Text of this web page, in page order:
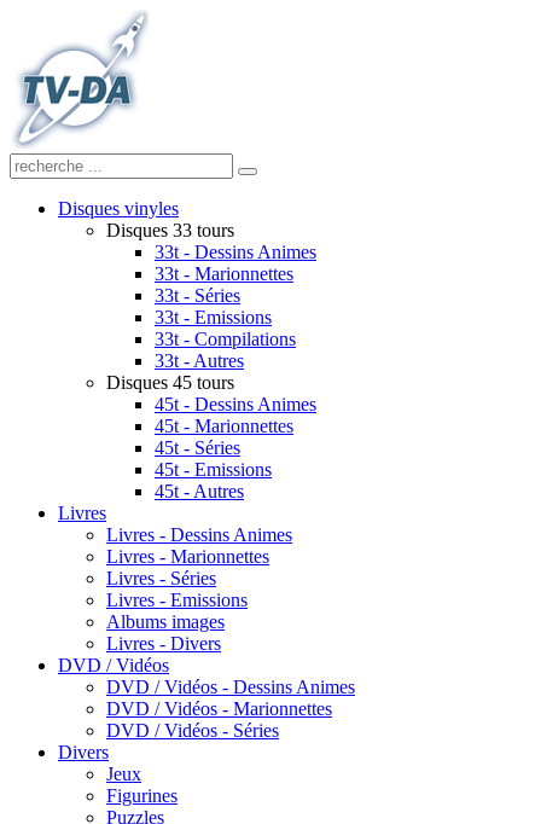
Disques vinyles
Disques 33 tours
33t - Dessins Animes
33t - Marionnettes
33t - Séries
33t - Emissions
33t - Compilations
33t - Autres
Disques 45 tours
45t - Dessins Animes
45t - Marionnettes
45t - Séries
45t - Emissions
45t - Autres
Livres
Livres - Dessins Animes
Livres - Marionnettes
Livres - Séries
Livres - Emissions
Albums images
Livres - Divers
DVD / Vidéos
DVD / Vidéos - Dessins Animes
DVD / Vidéos - Marionnettes
DVD / Vidéos - Séries
Divers
Jeux
Figurines
Puzzles